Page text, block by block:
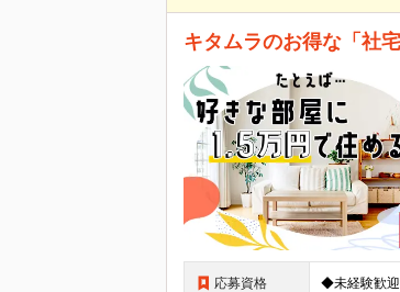
キタムラのお得な「社
応募資格